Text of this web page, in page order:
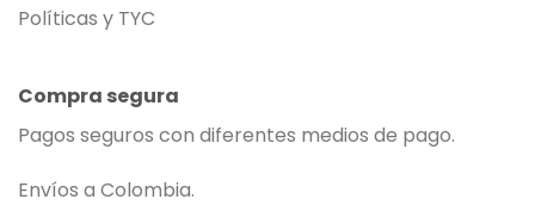
Políticas y TYC
Compra segura
Pagos seguros con diferentes medios de pago.
Envíos a Colombia.